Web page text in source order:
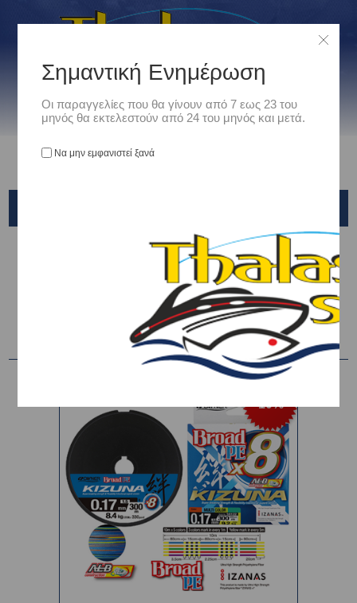
ΠΕΤΟΝΙΕΣ - ΝΗΜΑΤΑ - ΣΥΡΜΑΤΑ /
ΝΗΜΑΤΑ ΜΗΧΑΝΙΣΜΩΝ / OWNER
-10%
Σημαντική Ενημέρωση
Οι παραγγελίες που θα γίνουν από 7 εως 23 του
μηνός θα εκτελεστούν από 24 του μηνός και μετά.
Να μην εμφανιστεί ξανά